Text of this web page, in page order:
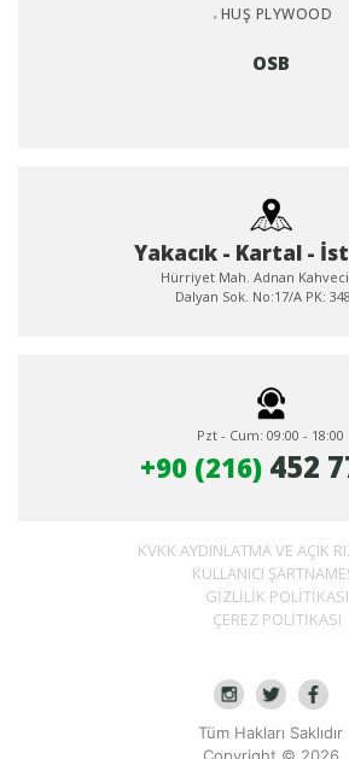
HUŞ PLYWOOD
OSB
Yakacık - Kartal -
Hürriyet Mah. Adnan Kahveci
Dalyan Sok. No:17/A PK:
Pzt - Cum: 09:00 - 18:00
+90 (216)452
KVKK AYDINLATMA VE AÇIK
KULLANICI
GIZLILIK POLITIKASI
ÇEREZ POLITIKASI
Tüm Hakları Saklıdır
Copyright © 2026